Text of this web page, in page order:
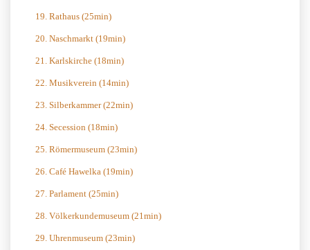
19. Rathaus (25min)
20. Naschmarkt (19min)
21. Karlskirche (18min)
22. Musikverein (14min)
23. Silberkammer (22min)
24. Secession (18min)
25. Römermuseum (23min)
26. Café Hawelka (19min)
27. Parlament (25min)
28. Völkerkundemuseum (21min)
29. Uhrenmuseum (23min)